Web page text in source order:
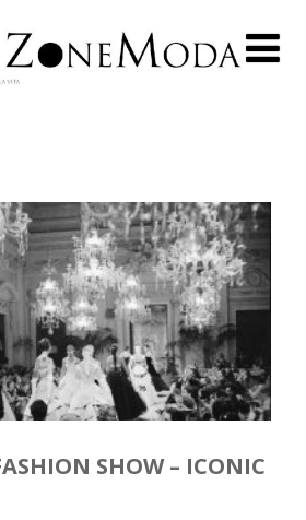
SHOW – ICONIC